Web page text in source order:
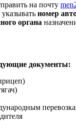
на почту
номер
органа
документы: